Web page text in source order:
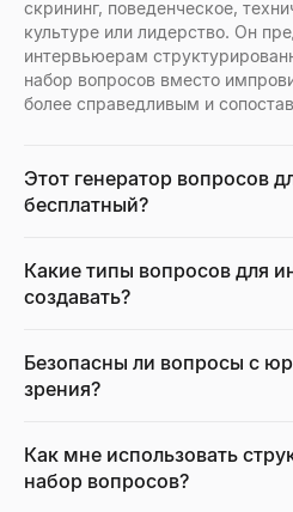
Просмотр профилей
Введите имя, имя
Открыть→
Бесплатный ИИ-генератор
Калькулятор CPM
скрининг, поведенческое,
культуре или лидерство. Он
интервьюерам
набор вопросов вместо
более справедливым и
Этот генератор вопросов
бесплатный?
Какие типы вопросов для
создавать?
Безопасны ли вопросы с
зрения?
Как мне использовать
набор вопросов?